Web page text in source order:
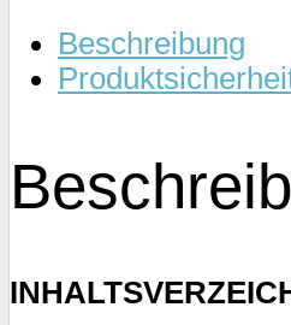
Beschreibung